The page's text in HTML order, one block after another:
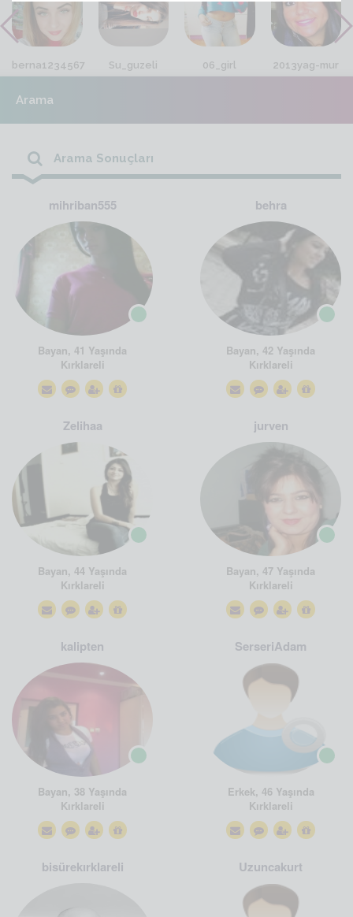
berna1234567 Su_guzeli 06_girl 2013yag-mur
Arama
Arama Sonuçları
mihriban555
Bayan, 41 Yaşında
Kırklareli
behra
Bayan, 42 Yaşında
Kırklareli
Zelihaa
Bayan, 44 Yaşında
Kırklareli
jurven
Bayan, 47 Yaşında
Kırklareli
kalipten
Bayan, 38 Yaşında
Kırklareli
SerseriAdam
Erkek, 46 Yaşında
Kırklareli
bisürekırklareli Uzuncakurt